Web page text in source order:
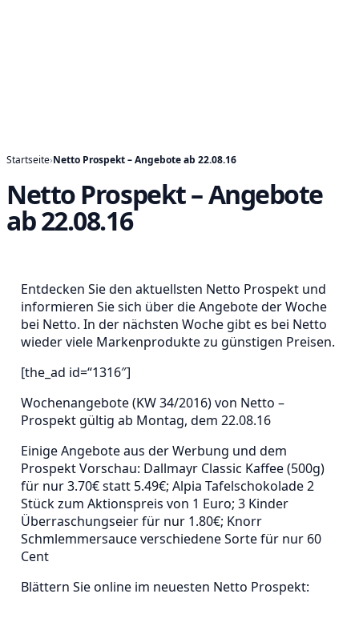
Startseite›Netto Prospekt – Angebote ab 22.08.16
Netto Prospekt – Angebote
ab 22.08.16
Entdecken Sie den aktuellsten Netto Prospekt und
informieren Sie sich über die Angebote der Woche
bei Netto. In der nächsten Woche gibt es bei Netto
wieder viele Markenprodukte zu günstigen Preisen.
[the_ad id=“1316″]
Wochenangebote (KW 34/2016) von Netto –
Prospekt gültig ab Montag, dem 22.08.16
Einige Angebote aus der Werbung und dem
Prospekt Vorschau: Dallmayr Classic Kaffee (500g)
für nur 3.70€ statt 5.49€; Alpia Tafelschokolade 2
Stück zum Aktionspreis von 1 Euro; 3 Kinder
Überraschungseier für nur 1.80€; Knorr
Schmlemmersauce verschiedene Sorte für nur 60
Cent
Blättern Sie online im neuesten Netto Prospekt: